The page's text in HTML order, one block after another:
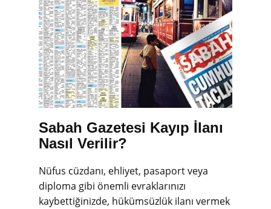
Sabah Gazetesi Kayıp İlanı
Nasıl Verilir?
Nüfus cüzdanı, ehliyet, pasaport veya
diploma gibi önemli evraklarınızı
kaybettiğinizde, hükümsüzlük ilanı vermek